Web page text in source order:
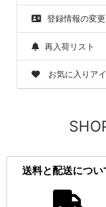
登録情報の変更
再入荷リスト
お気に入りア
送料と配送につい